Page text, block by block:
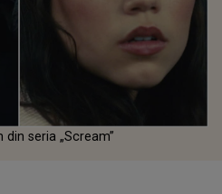
seria „Scream”